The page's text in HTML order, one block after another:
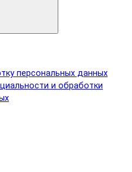
персональных данных
и обработки